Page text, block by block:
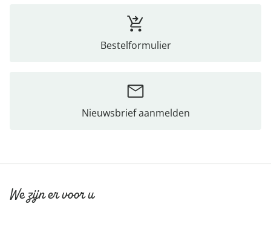
Bestelformulier
Nieuwsbrief aanmelden
We zijn er voor u